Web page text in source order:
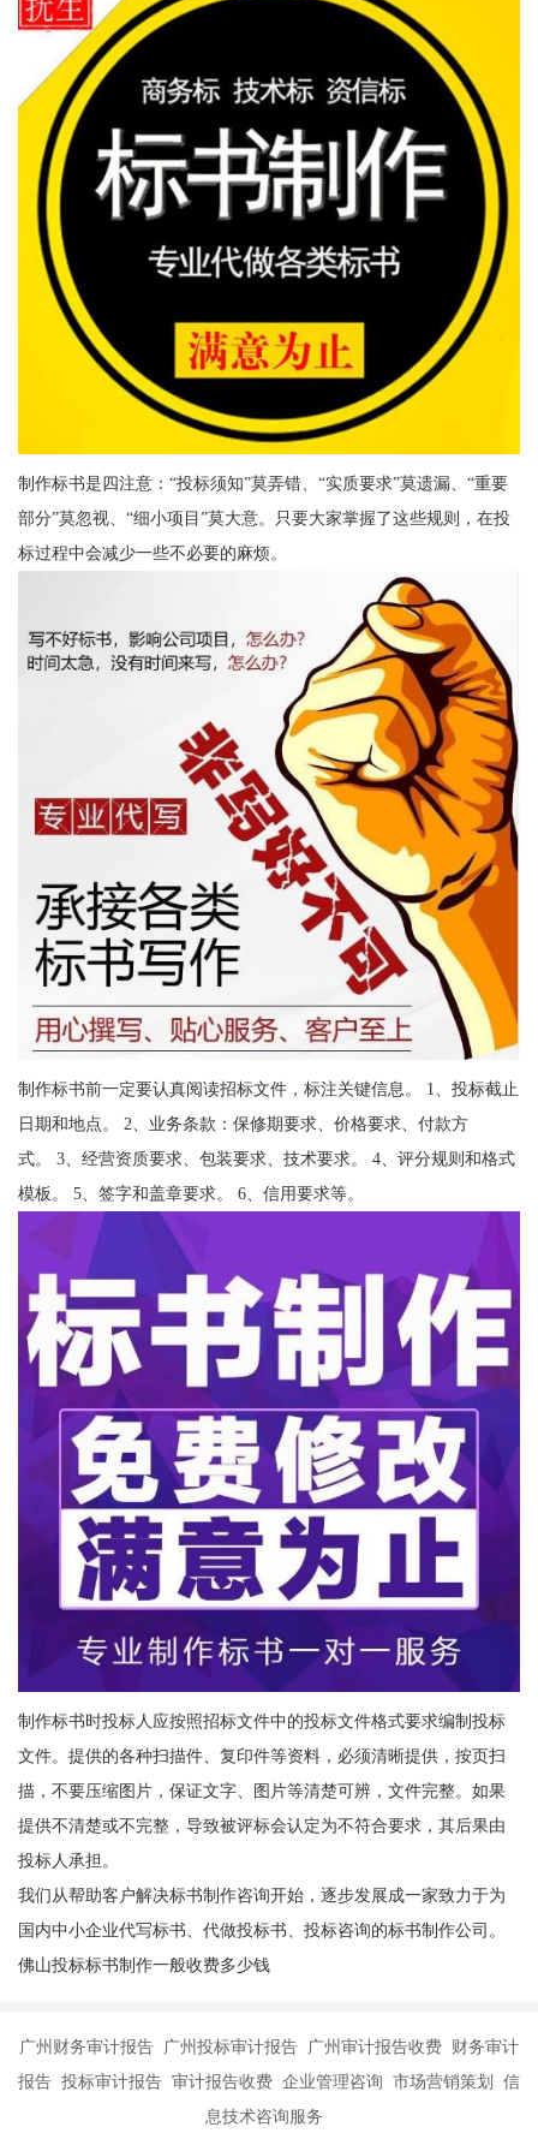
制作标书是四注意：“投标须知”莫弄错、“实质要求”莫遗漏、“重要
部分”莫忽视、“细小项目”莫大意。只要大家掌握了这些规则，在投
标过程中会减少一些不必要的麻烦。
制作标书前一定要认真阅读招标文件，标注关键信息。 1、投标截止
日期和地点。 2、业务条款：保修期要求、价格要求、付款方
式。 3、经营资质要求、包装要求、技术要求。 4、评分规则和格式
模板。 5、签字和盖章要求。 6、信用要求等。
制作标书时投标人应按照招标文件中的投标文件格式要求编制投标
文件。提供的各种扫描件、复印件等资料，必须清晰提供，按页扫
描，不要压缩图片，保证文字、图片等清楚可辨，文件完整。如果
提供不清楚或不完整，导致被评标会认定为不符合要求，其后果由
投标人承担。
我们从帮助客户解决标书制作咨询开始，逐步发展成一家致力于为
国内中小企业代写标书、代做投标书、投标咨询的标书制作公司。
佛山投标标书制作一般收费多少钱
广州财务审计报告 广州投标审计报告 广州审计报告收费 财务审计
报告 投标审计报告 审计报告收费 企业管理咨询 市场营销策划 信
息技术咨询服务